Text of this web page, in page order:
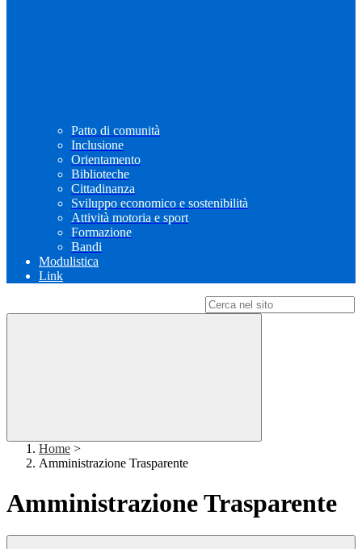
Patto di comunità
Inclusione
Orientamento
Biblioteche
Cittadinanza
Sviluppo economico e sostenibilità
Attività motoria e sport
Formazione
Bandi
Modulistica
Link
Home >
Amministrazione Trasparente
Amministrazione Trasparente